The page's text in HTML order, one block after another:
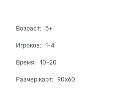
Возраст: 5+
Игроков: 1-4
Время: 10-20
Размер карт: 90x60